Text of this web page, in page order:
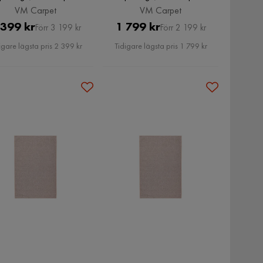
VM Carpet
Pris
krOriginal
Pris
Förr 3 199 kr
lägsta pris 2 399 kr
VM Carpet
Pris
1 799 krOriginal
Pris
Förr 2 199 kr
Tidigare lägsta pris 1 799 kr